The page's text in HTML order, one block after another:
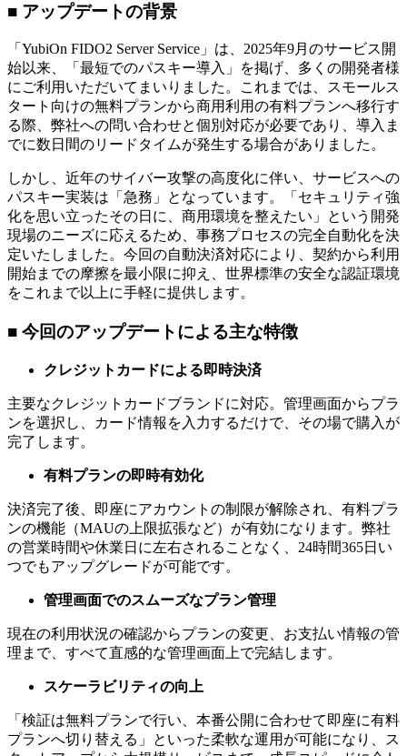
■ アップデートの背景
「YubiOn FIDO2 Server Service」は、2025年9月のサービス開
始以来、「最短でのパスキー導入」を掲げ、多くの開発者様
にご利用いただいてまいりました。これまでは、スモールス
タート向けの無料プランから商用利用の有料プランへ移行す
る際、弊社への問い合わせと個別対応が必要であり、導入ま
でに数日間のリードタイムが発生する場合がありました。
しかし、近年のサイバー攻撃の高度化に伴い、サービスへの
パスキー実装は「急務」となっています。「セキュリティ強
化を思い立ったその日に、商用環境を整えたい」という開発
現場のニーズに応えるため、事務プロセスの完全自動化を決
定いたしました。今回の自動決済対応により、契約から利用
開始までの摩擦を最小限に抑え、世界標準の安全な認証環境
をこれまで以上に手軽に提供します。
■ 今回のアップデートによる主な特徴
クレジットカードによる即時決済
主要なクレジットカードブランドに対応。管理画面からプラ
ンを選択し、カード情報を入力するだけで、その場で購入が
完了します。
有料プランの即時有効化
決済完了後、即座にアカウントの制限が解除され、有料プラ
ンの機能（MAUの上限拡張など）が有効になります。弊社
の営業時間や休業日に左右されることなく、24時間365日い
つでもアップグレードが可能です。
管理画面でのスムーズなプラン管理
現在の利用状況の確認からプランの変更、お支払い情報の管
理まで、すべて直感的な管理画面上で完結します。
スケーラビリティの向上
「検証は無料プランで行い、本番公開に合わせて即座に有料
プランへ切り替える」といった柔軟な運用が可能になり、ス